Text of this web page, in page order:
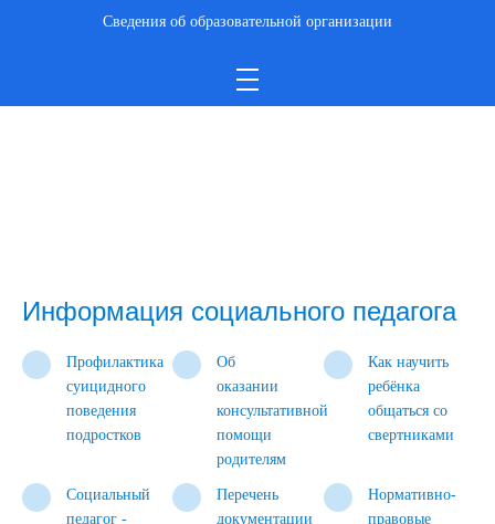
Информация социального педагога
Профилактика
суицидного
поведения
подростков
Об
оказании
консультативной
помощи
родителям
Как научить
ребёнка
общаться со
свертниками
Социальный
педагог -
Перечень
документации
Нормативно-
правовые
Сведения об образовательной организации